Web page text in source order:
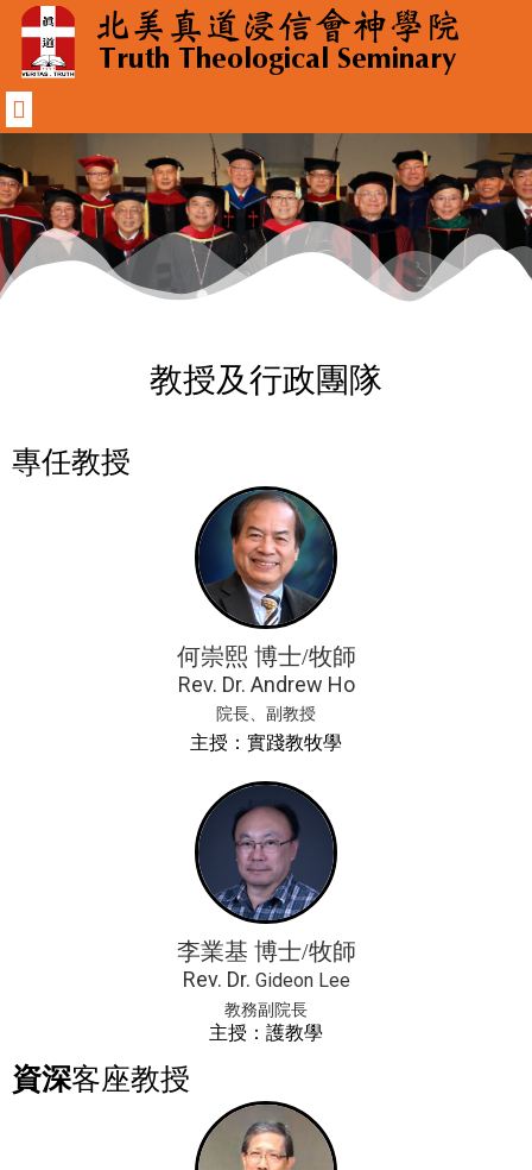
教授及行政團隊
專任教授
何崇熙 博士/牧師
Rev. Dr. Andrew Ho
院長、副教授
主授：實踐教牧學
李業基 博士/牧師
Rev. Dr. Gideon Lee
教務副院長
主授：護教學
資深客座教授